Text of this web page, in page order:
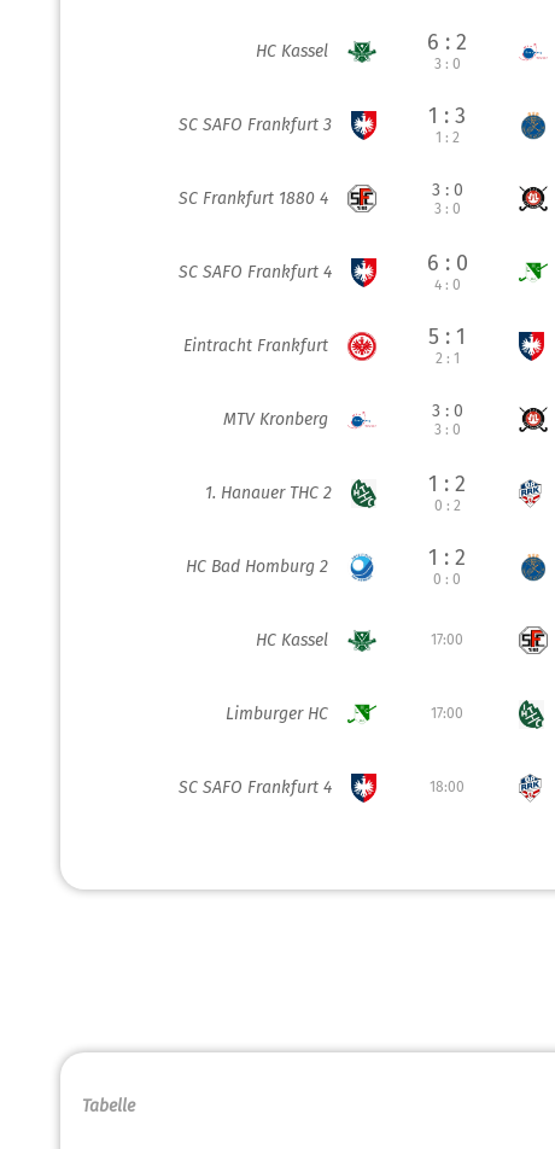
HC Kassel 6 : 2
3 : 0
SC SAFO Frankfurt 3 1 : 3
1 : 2
SC Frankfurt 1880 4 3 : 0
3 : 0
SC SAFO Frankfurt 4 6 : 0
4 : 0
Eintracht Frankfurt 5 : 1
2 : 1
MTV Kronberg 3 : 0
3 : 0
1. Hanauer THC 2 1 : 2
0 : 2
HC Bad Homburg 2 1 : 2
0 : 0
HC Kassel 17:00
Limburger HC 17:00
SC SAFO Frankfurt 4 18:00
Tabelle